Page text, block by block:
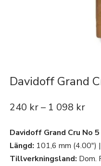
Davidoff Grand
240 kr– 1 098 kr
Davidoff Grand Cru No 5
Längd: 101,6 mm (4.00″) |
Tillverkningsland: Dom.